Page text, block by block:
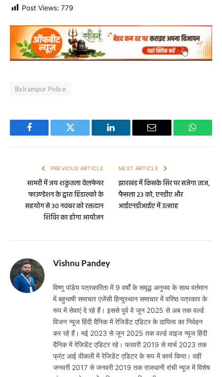
Post Views: 779
Balrampur Police
Facebook Twitter LinkedIn Email
PREVIOUS ARTICLE
सामरी में जय शकुंतला वेलफेयर
फाउण्डेशन के द्वारा हिंडाल्को के
सहयोग से 30 नवंबर को रक्तदान
शिविर का होगा आयोजन
NEXT ARTICLE
झारखंड में किसके सिर पर सजेगा ताज,
फैसला 23 काे, एनडीए और
आईएनडीआईए में उत्साह
Vishnu Pandey
विष्णु पांडेय पत्रकारिता में 9 वर्षों के समृद्ध अनुभव के साथ वर्तमान
में बहुभाषी समाचार एजेंसी हिन्दुस्थान समाचार में वरिष्ठ पत्रकार के
रूप में सेवाएं दे रहे हैं। इससे पूर्व वे जून 2025 से अब तक वर्ल्ड
विजन न्यूज हिंदी दैनिक में रेजिडेंट एडिटर के दायित्व का निर्वहन
कर रहे हैं। मई 2023 से जून 2025 तक वर्ल्ड वाइज न्यूज हिंदी
दैनिक में रेजिडेंट एडिटर रहे। फरवरी 2019 से मार्च 2023 तक
फ्रंट आई वीकली में रेजिडेंट एडिटर के रूप में कार्य किया। वहीं
जनवरी 2017 से जनवरी 2019 तक राजधानी रांची न्यूज में विशेष